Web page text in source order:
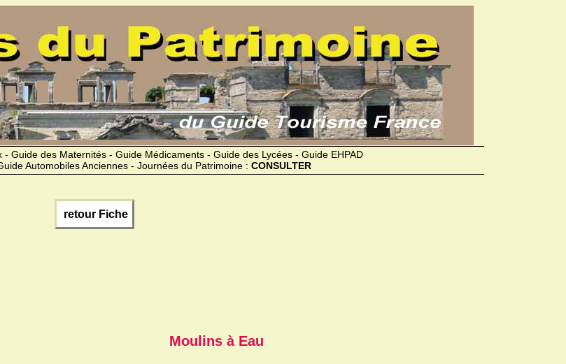
Guide des Maternités - Guide Médicaments - Guide des Lycées - Guide EHPAD
Automobiles Anciennes - Journées du Patrimoine : CONSULTER
retour Fiche
Moulins à Eau